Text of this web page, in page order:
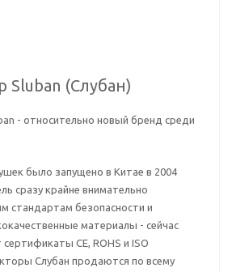
Sluban (Слубан)
- относительно новый бренд среди
было запущено в Китае в 2004
сразу крайне внимательно
стандартам безопасности и
материалы - сейчас
CE, ROHS и ISO
Слубан продаются по всему